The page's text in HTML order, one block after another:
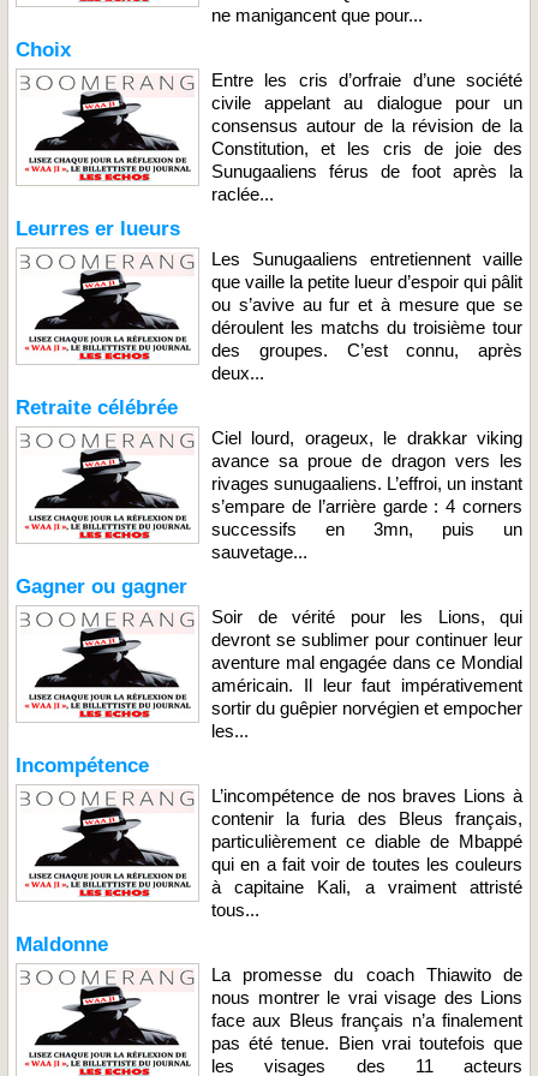
ne manigancent que pour...
Choix
Entre les cris d’orfraie d’une société
civile appelant au dialogue pour un
consensus autour de la révision de la
Constitution, et les cris de joie des
Sunugaaliens férus de foot après la
raclée...
Leurres er lueurs
Les Sunugaaliens entretiennent vaille
que vaille la petite lueur d’espoir qui pâlit
ou s’avive au fur et à mesure que se
déroulent les matchs du troisième tour
des groupes. C’est connu, après
deux...
Retraite célébrée
Ciel lourd, orageux, le drakkar viking
avance sa proue de dragon vers les
rivages sunugaaliens. L’effroi, un instant
s’empare de l’arrière garde : 4 corners
successifs en 3mn, puis un
sauvetage...
Gagner ou gagner
Soir de vérité pour les Lions, qui
devront se sublimer pour continuer leur
aventure mal engagée dans ce Mondial
américain. Il leur faut impérativement
sortir du guêpier norvégien et empocher
les...
Incompétence
L’incompétence de nos braves Lions à
contenir la furia des Bleus français,
particulièrement ce diable de Mbappé
qui en a fait voir de toutes les couleurs
à capitaine Kali, a vraiment attristé
tous...
Maldonne
La promesse du coach Thiawito de
nous montrer le vrai visage des Lions
face aux Bleus français n’a finalement
pas été tenue. Bien vrai toutefois que
les visages des 11 acteurs